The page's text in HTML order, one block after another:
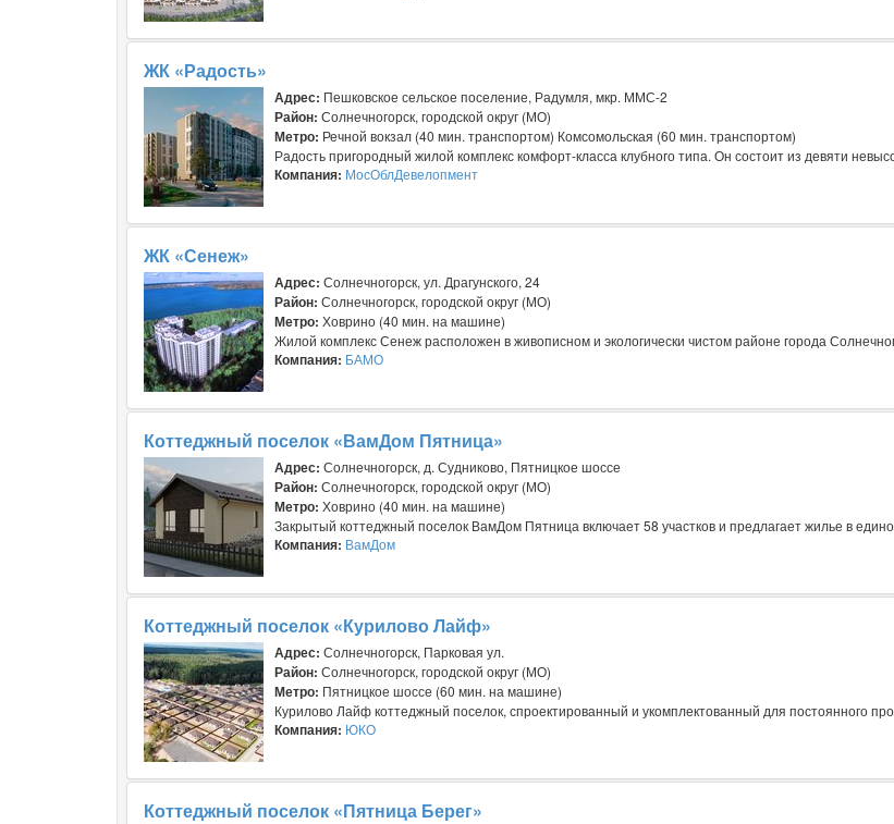
ЖК «Радость»
Адрес: Пешковское сельское поселение, Радумля, мкр. ММС-2
Район: Солнечногорск, городской округ (МО)
Метро: Речной вокзал (40 мин. транспортом) Комсомольская (60 мин. транспортом)
Радость пригородный жилой комплекс комфорт-класса клубного типа. Он состоит из девяти
Компания: МосОблДевелопмент
ЖК «Сенеж»
Адрес: Солнечногорск, ул. Драгунского, 24
Район: Солнечногорск, городской округ (МО)
Метро: Ховрино (40 мин. на машине)
Жилой комплекс Сенеж расположен в живописном и экологически чистом районе города
Компания: БАМО
Коттеджный поселок «ВамДом Пятница»
Адрес: Солнечногорск, д. Судниково, Пятницкое шоссе
Район: Солнечногорск, городской округ (МО)
Метро: Ховрино (40 мин. на машине)
Закрытый коттеджный поселок ВамДом Пятница включает 58 участков и предлагает жилье в
Компания: ВамДом
Коттеджный поселок «Курилово Лайф»
Адрес: Солнечногорск, Парковая ул.
Район: Солнечногорск, городской округ (МО)
Метро: Пятницкое шоссе (60 мин. на машине)
Курилово Лайф коттеджный поселок, спроектированный и укомплектованный для постоянного
Компания: ЮКО
Коттеджный поселок «Пятница Берег»